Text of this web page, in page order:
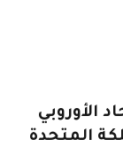
الأوروبي
المتحدة